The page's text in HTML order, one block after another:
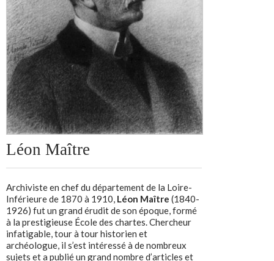
Léon Maître
Archiviste en chef du département de la Loire-
Inférieure de 1870 à 1910, Léon Maître (1840-
1926) fut un grand érudit de son époque, formé
à la prestigieuse École des chartes. Chercheur
infatigable, tour à tour historien et
archéologue, il s’est intéressé à de nombreux
sujets et a publié un grand nombre d’articles et